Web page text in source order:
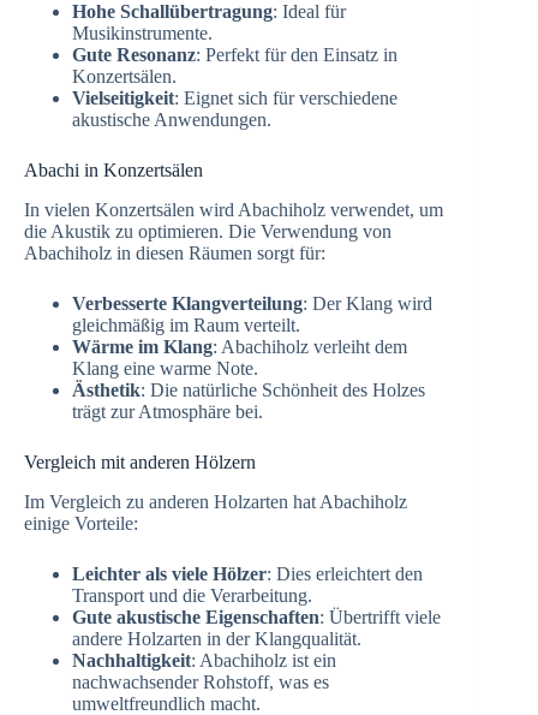
Hohe Schallübertragung: Ideal für
Musikinstrumente.
Gute Resonanz: Perfekt für den Einsatz in
Konzertsälen.
Vielseitigkeit: Eignet sich für verschiedene
akustische Anwendungen.
Abachi in Konzertsälen
In vielen Konzertsälen wird Abachiholz verwendet, um
die Akustik zu optimieren. Die Verwendung von
Abachiholz in diesen Räumen sorgt für:
Verbesserte Klangverteilung: Der Klang wird
gleichmäßig im Raum verteilt.
Wärme im Klang: Abachiholz verleiht dem
Klang eine warme Note.
Ästhetik: Die natürliche Schönheit des Holzes
trägt zur Atmosphäre bei.
Vergleich mit anderen Hölzern
Im Vergleich zu anderen Holzarten hat Abachiholz
einige Vorteile:
Leichter als viele Hölzer: Dies erleichtert den
Transport und die Verarbeitung.
Gute akustische Eigenschaften: Übertrifft viele
andere Holzarten in der Klangqualität.
Nachhaltigkeit: Abachiholz ist ein
nachwachsender Rohstoff, was es
umweltfreundlich macht.